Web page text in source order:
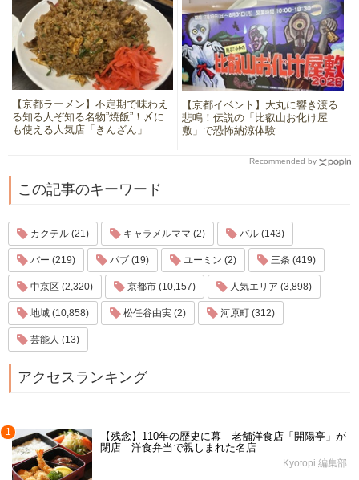
【京都ラーメン】不定期で味わえ
る知る人ぞ知る名物”焼飯”！〆に
も使える人気店「きんざん」
【京都イベント】大丸に響き渡る
悲鳴！伝説の「比叡山お化け屋
敷」で恐怖納涼体験
Recommended by
この記事のキーワード
カクテル (21) キャラメルママ (2) バル (143)
バー (219) パブ (19) ユーミン (2) 三条 (419)
中京区 (2,320) 京都市 (10,157) 人気エリア (3,898)
地域 (10,858) 松任谷由実 (2) 河原町 (312)
芸能人 (13)
アクセスランキング
1
【残念】110年の歴史に幕 老舗洋食店「開陽亭」が
閉店 洋食弁当で親しまれた名店
Kyotopi 編集部